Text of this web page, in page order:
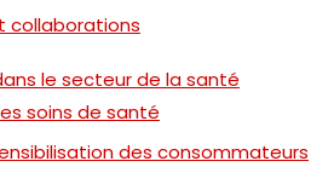
collaborations
le secteur de la santé
soins de santé
des consommateurs